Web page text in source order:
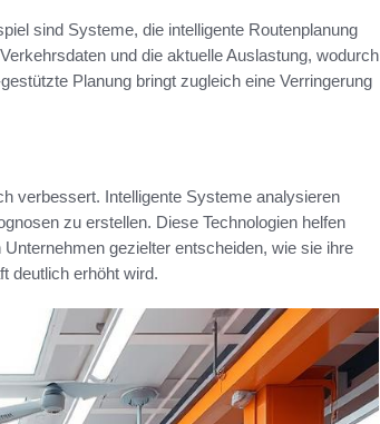
sind Systeme, die intelligente Routenplanung
und die aktuelle Auslastung, wodurch
Planung bringt zugleich eine Verringerung
verbessert. Intelligente Systeme analysieren
zu erstellen. Diese Technologien helfen
gezielter entscheiden, wie sie ihre
deutlich erhöht wird.